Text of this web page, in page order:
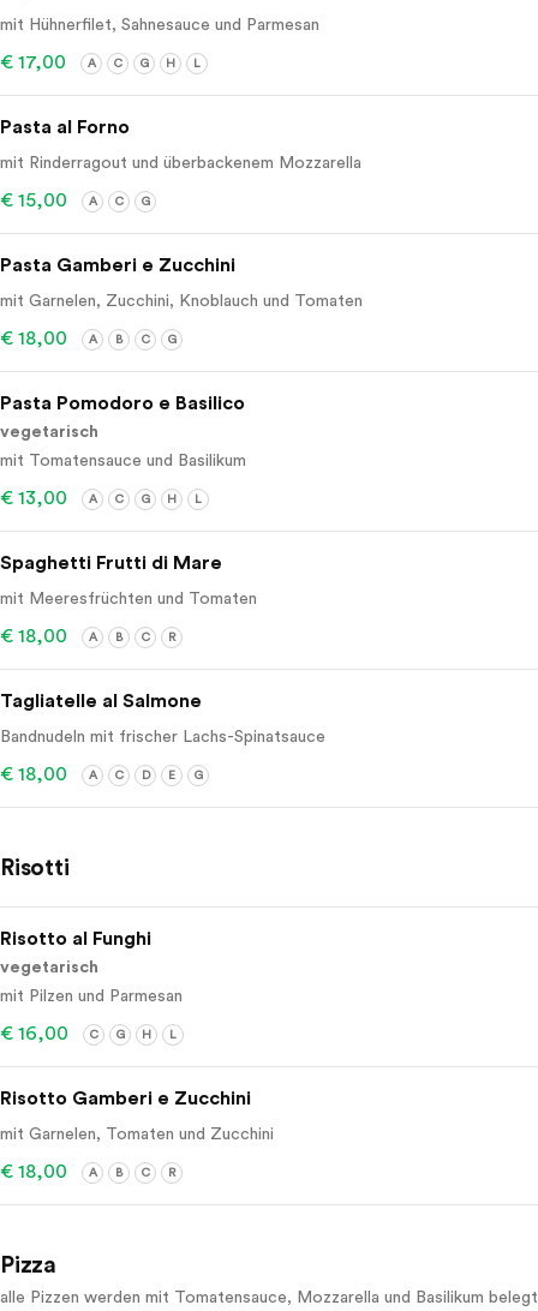
mit Hühnerfilet, Sahnesauce und Parmesan
€ 17,00 A C G H L
Pasta al Forno
mit Rinderragout und überbackenem Mozzarella
€ 15,00 A C G
Pasta Gamberi e Zucchini
mit Garnelen, Zucchini, Knoblauch und Tomaten
€ 18,00 A B C G
Pasta Pomodoro e Basilico
vegetarisch
mit Tomatensauce und Basilikum
€ 13,00 A C G H L
Spaghetti Frutti di Mare
mit Meeresfrüchten und Tomaten
€ 18,00 A B C R
Tagliatelle al Salmone
Bandnudeln mit frischer Lachs-Spinatsauce
€ 18,00 A C D E G
Risotti
Risotto al Funghi
vegetarisch
mit Pilzen und Parmesan
€ 16,00 C G H L
Risotto Gamberi e Zucchini
mit Garnelen, Tomaten und Zucchini
€ 18,00 A B C R
Pizza
alle Pizzen werden mit Tomatensauce, Mozzarella und Basilikum belegt